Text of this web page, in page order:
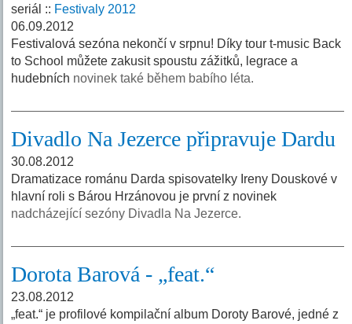
seriál :: Festivaly 2012
06.09.2012
Festivalová sezóna nekončí v srpnu! Díky tour t-music Back
to School můžete zakusit spoustu zážitků, legrace a
hudebních novinek také během babího léta.
Divadlo Na Jezerce připravuje Dardu
30.08.2012
Dramatizace románu Darda spisovatelky Ireny Douskové v
hlavní roli s Bárou Hrzánovou je první z novinek
nadcházející sezóny Divadla Na Jezerce.
Dorota Barová - „feat.“
23.08.2012
„feat.“ je profilové kompilační album Doroty Barové, jedné z